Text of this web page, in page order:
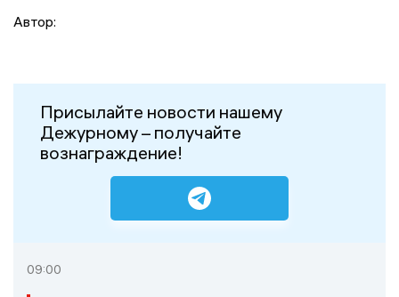
Автор:
Присылайте новости нашему
Дежурному – получайте
вознаграждение!
09:00